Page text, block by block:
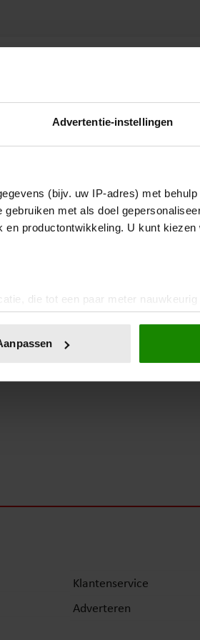
Advertentie-instellingen
(bijv. uw IP-adres) met
met als doel
productontwikkeling. U kunt
die tot een paar meter nauwkeurig
op specifieke eigenschappen
om functies voor social
Klantenservice
Adverteren